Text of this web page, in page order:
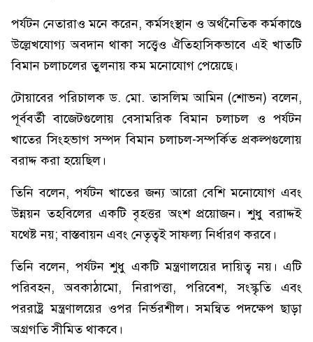
পর্যটন নেতারাও মনে করেন, কর্মসংস্থান ও অর্থনৈতিক কর্মকাণ্ডে
উল্লেখযোগ্য অবদান থাকা সত্ত্বেও ঐতিহাসিকভাবে এই খাতটি
বিমান চলাচলের তুলনায় কম মনোযোগ পেয়েছে।
টোয়াবের পরিচালক ড. মো. তাসলিম আমিন (শোভন) বলেন,
পূর্ববর্তী বাজেটগুলোয় বেসামরিক বিমান চলাচল ও পর্যটন
খাতের সিংহভাগ সম্পদ বিমান চলাচল-সম্পর্কিত প্রকল্পগুলোয়
বরাদ্দ করা হয়েছিল।
তিনি বলেন, পর্যটন খাতের জন্য আরো বেশি মনোযোগ এবং
উন্নয়ন তহবিলের একটি বৃহত্তর অংশ প্রয়োজন। শুধু বরাদ্দই
যথেষ্ট নয়; বাস্তবায়ন এবং নেতৃত্বই সাফল্য নির্ধারণ করবে।
তিনি বলেন, পর্যটন শুধু একটি মন্ত্রণালয়ের দায়িত্ব নয়। এটি
পরিবহন, অবকাঠামো, নিরাপত্তা, পরিবেশ, সংস্কৃতি এবং
পররাষ্ট্র মন্ত্রণালয়ের ওপর নির্ভরশীল। সমন্বিত পদক্ষেপ ছাড়া
অগ্রগতি সীমিত থাকবে।